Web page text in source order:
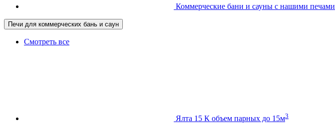
Коммерческие бани и сауны с нашими печами
Печи для коммерческих бань и саун
Смотреть все
Ялта 15 К объем парных до 15м3